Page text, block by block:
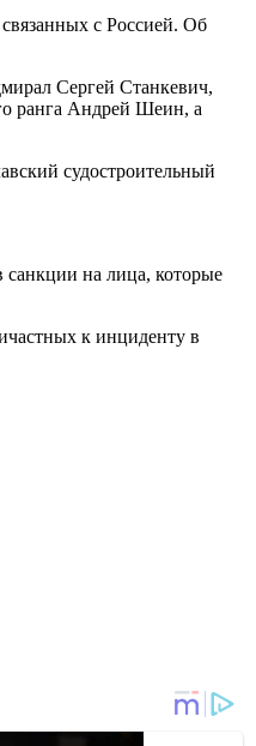
с Россией. Об
Сергей Станкевич,
ранга Андрей Шеин, а
судостроительный
на лица, которые
к инциденту в